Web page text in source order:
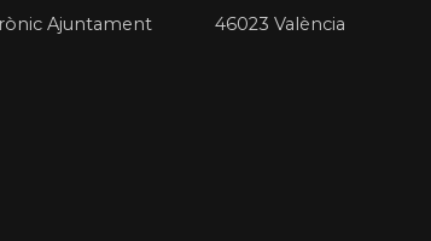
Ajuntament 46023 València